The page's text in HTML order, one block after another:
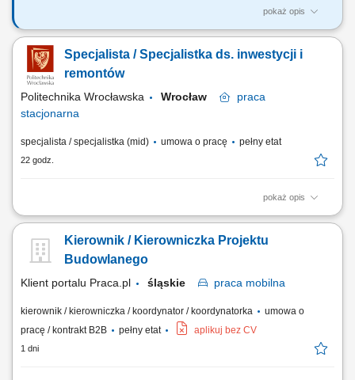
pokaż opis
GŁÓWNE ZADANIA: kierowanie, koordynowanie oraz organizowanie
pracy i nadzorowanie prawidłowego wykonywania zadań przez
pracowników Sekcji Inwestycji Sojuszniczych i Programowych, nadzór i
kontrolę nad realizowanymi robotami budowlanymi w zakresie
przestrzegania obowiązujących przepisów...
Specjalista / Specjalistka ds. inwestycji i
remontów
Politechnika Wrocławska Wrocław
praca
stacjonarna
specjalista / specjalistka (mid) umowa o pracę pełny etat
22 godz.
pokaż opis
Osoba zatrudniona na tym stanowisku będzie odpowiedzialna za
zadań remontowych i inwestycyjnych na Politechnice Wrocławskiej.
Zakres obowiązków: prowadzenie wraz z liderem zespołu zadań
Kierownik / Kierowniczka Projektu
Budowlanego
Klient portalu Praca.pl śląskie praca mobilna
kierownik / kierowniczka / koordynator / koordynatorka
umowa o
pracę / kontrakt B2B
pełny etat aplikuj bez CV
1 dni